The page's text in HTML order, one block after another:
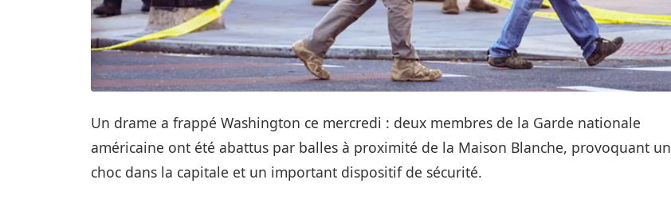
Un drame a frappé Washington ce mercredi : deux membres de la Garde nationale
américaine ont été abattus par balles à proximité de la Maison Blanche, provoquant un
choc dans la capitale et un important dispositif de sécurité.